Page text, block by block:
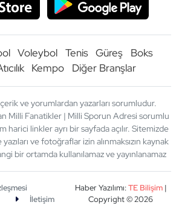
Voleybol Tenis Güreş
Boks
Kempo Diğer Branşlar
ve yorumlardan yazarları sorumludur.
Milli Fanatikler | Milli Sporun Adresi sorumlu
harici linkler ayrı bir sayfada açılır. Sitemizde
ve fotoğraflar izin alınmaksızın kaynak
bir ortamda kullanılamaz ve yayınlanamaz
İletişim
Haber Yazılımı:TE Bilişim|
Copyright © 2026